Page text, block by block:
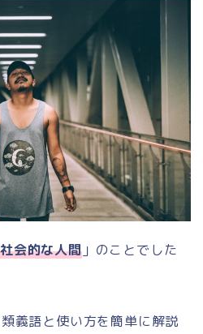
会的な人間」のことでした
義語と使い方を簡単に解説